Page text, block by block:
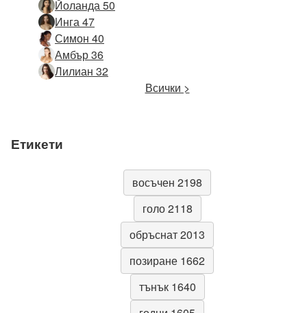
Йоланда 50
Инга 47
Симон 40
Амбър 36
Лилиан 32
Всички >
Етикети
восъчен 2198
голо 2118
обръснат 2013
позиране 1662
тънък 1640